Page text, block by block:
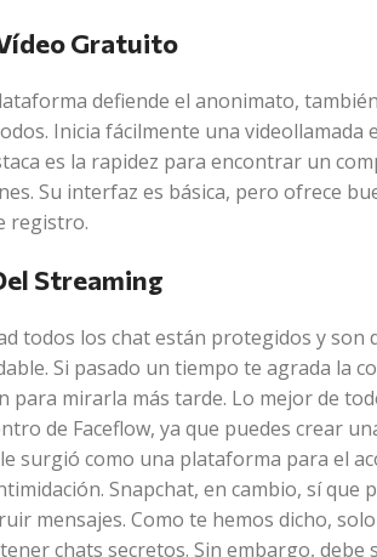
Gratuito
defiende el anonimato,
Inicia fácilmente una
es la rapidez para encontrar un
Su interfaz es básica, pero ofrece
registro.
Streaming
todos los chat están protegidos y
Si pasado un tiempo te agrada la
para mirarla más tarde. Lo mejor de
de Faceflow, ya que puedes crear
surgió como una plataforma para el
Snapchat, en cambio, sí
mensajes. Como te hemos dicho,
chats secretos. Sin embargo,